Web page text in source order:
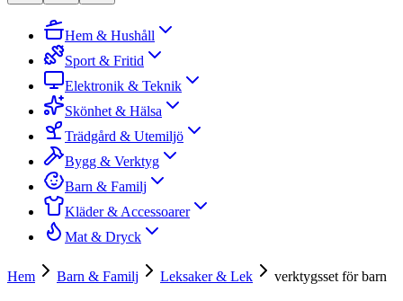
Hem & Hushåll
Sport & Fritid
Elektronik & Teknik
Skönhet & Hälsa
Trädgård & Utemiljö
Bygg & Verktyg
Barn & Familj
Kläder & Accessoarer
Mat & Dryck
Hem Barn & Familj Leksaker & Lek verktygsset för barn